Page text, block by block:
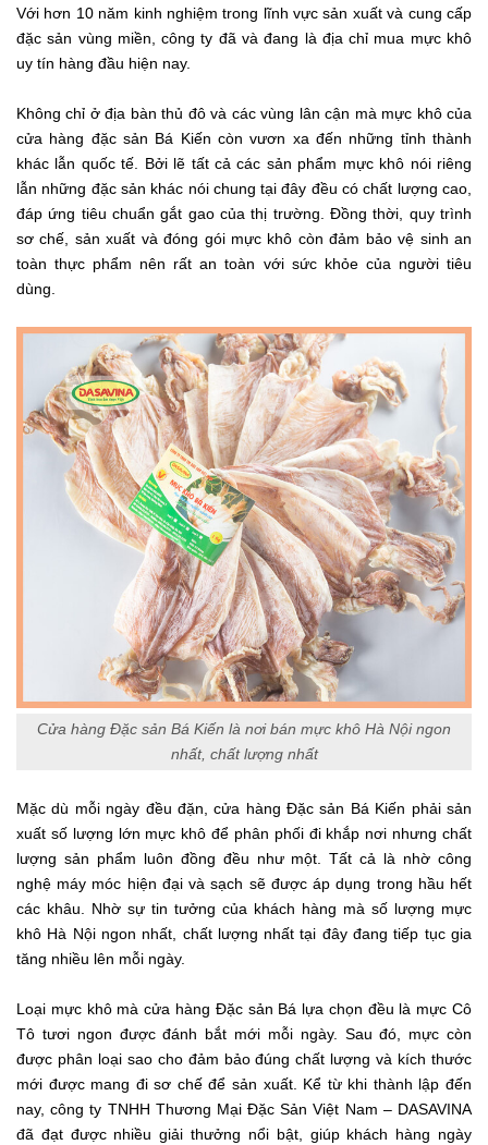
Với hơn 10 năm kinh nghiệm trong lĩnh vực sản xuất và cung cấp
đặc sản vùng miền, công ty đã và đang là địa chỉ mua mực khô
uy tín hàng đầu hiện nay.
Không chỉ ở địa bàn thủ đô và các vùng lân cận mà mực khô của
cửa hàng đặc sản Bá Kiến còn vươn xa đến những tỉnh thành
khác lẫn quốc tế. Bởi lẽ tất cả các sản phẩm mực khô nói riêng
lẫn những đặc sản khác nói chung tại đây đều có chất lượng cao,
đáp ứng tiêu chuẩn gắt gao của thị trường. Đồng thời, quy trình
sơ chế, sản xuất và đóng gói mực khô còn đảm bảo vệ sinh an
toàn thực phẩm nên rất an toàn với sức khỏe của người tiêu
dùng.
Cửa hàng Đặc sản Bá Kiến là nơi bán mực khô Hà Nội ngon
nhất, chất lượng nhất
Mặc dù mỗi ngày đều đặn, cửa hàng Đặc sản Bá Kiến phải sản
xuất số lượng lớn mực khô để phân phối đi khắp nơi nhưng chất
lượng sản phẩm luôn đồng đều như một. Tất cả là nhờ công
nghệ máy móc hiện đại và sạch sẽ được áp dụng trong hầu hết
các khâu. Nhờ sự tin tưởng của khách hàng mà số lượng mực
khô Hà Nội ngon nhất, chất lượng nhất tại đây đang tiếp tục gia
tăng nhiều lên mỗi ngày.
Loại mực khô mà cửa hàng Đặc sản Bá lựa chọn đều là mực Cô
Tô tươi ngon được đánh bắt mới mỗi ngày. Sau đó, mực còn
được phân loại sao cho đảm bảo đúng chất lượng và kích thước
mới được mang đi sơ chế để sản xuất. Kể từ khi thành lập đến
nay, công ty TNHH Thương Mại Đặc Sản Việt Nam – DASAVINA
đã đạt được nhiều giải thưởng nổi bật, giúp khách hàng ngày